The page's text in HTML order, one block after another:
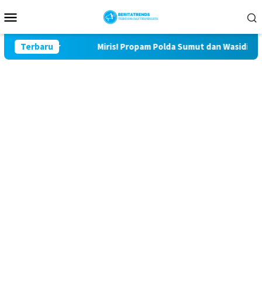
ke
Mobile
Terbaru
Lor Miris! Propam Polda Sumut dan Wasidik